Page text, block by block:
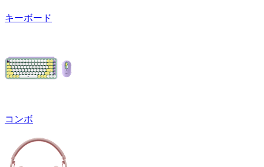
キーボード
コンボ